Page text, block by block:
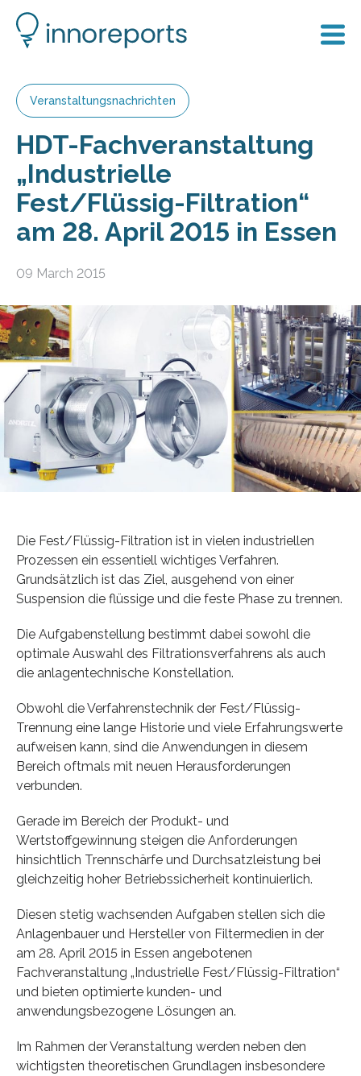
Veranstaltungsnachrichten
HDT-Fachveranstaltung
„Industrielle
Fest/Flüssig-Filtration“
am 28. April 2015 in Essen
09 March 2015
Die Fest/Flüssig-Filtration ist in vielen industriellen
Prozessen ein essentiell wichtiges Verfahren.
Grundsätzlich ist das Ziel, ausgehend von einer
Suspension die flüssige und die feste Phase zu trennen.
Die Aufgabenstellung bestimmt dabei sowohl die
optimale Auswahl des Filtrationsverfahrens als auch
die anlagentechnische Konstellation.
Obwohl die Verfahrenstechnik der Fest/Flüssig-
Trennung eine lange Historie und viele Erfahrungswerte
aufweisen kann, sind die Anwendungen in diesem
Bereich oftmals mit neuen Herausforderungen
verbunden.
Gerade im Bereich der Produkt- und
Wertstoffgewinnung steigen die Anforderungen
hinsichtlich Trennschärfe und Durchsatzleistung bei
gleichzeitig hoher Betriebssicherheit kontinuierlich.
Diesen stetig wachsenden Aufgaben stellen sich die
Anlagenbauer und Hersteller von Filtermedien in der
am 28. April 2015 in Essen angebotenen
Fachveranstaltung „Industrielle Fest/Flüssig-Filtration“
und bieten optimierte kunden- und
anwendungsbezogene Lösungen an.
Im Rahmen der Veranstaltung werden neben den
wichtigsten theoretischen Grundlagen insbesondere